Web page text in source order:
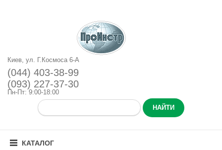
Киев, ул. Г.Космоса 6-А
(044) 403-38-99
(093) 227-37-30
Пн-Пт: 9:00-18:00
КАТАЛОГ